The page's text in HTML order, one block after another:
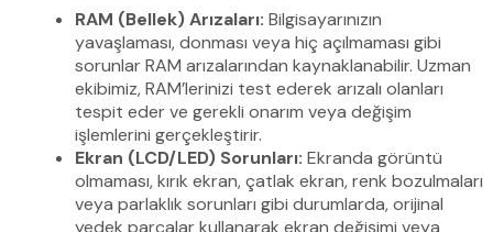
RAM (Bellek) Arızaları: Bilgisayarınızın
yavaşlaması, donması veya hiç açılmaması gibi
sorunlar RAM arızalarından kaynaklanabilir. Uzman
ekibimiz, RAM’lerinizi test ederek arızalı olanları
tespit eder ve gerekli onarım veya değişim
işlemlerini gerçekleştirir.
Ekran (LCD/LED) Sorunları: Ekranda görüntü
olmaması, kırık ekran, çatlak ekran, renk bozulmaları
veya parlaklık sorunları gibi durumlarda, orijinal
yedek parçalar kullanarak ekran değişimi veya